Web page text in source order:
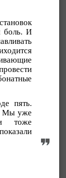
боль. И
пять.
Мы уже
тоже